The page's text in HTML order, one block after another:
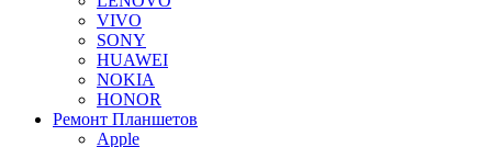
VIVO
SONY
HUAWEI
NOKIA
HONOR
Ремонт Планшетов
Apple